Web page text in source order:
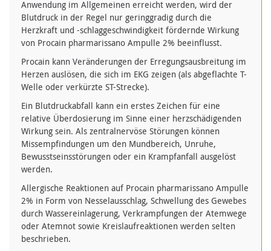
Anwendung im Allgemeinen erreicht werden, wird der
Blutdruck in der Regel nur geringgradig durch die
Herzkraft und -schlaggeschwindigkeit fördernde Wirkung
von Procain pharmarissano Ampulle 2% beeinflusst.
Procain kann Veränderungen der Erregungsausbreitung im
Herzen auslösen, die sich im EKG zeigen (als abgeflachte T-
Welle oder verkürzte ST-Strecke).
Ein Blutdruckabfall kann ein erstes Zeichen für eine
relative Überdosierung im Sinne einer herzschädigenden
Wirkung sein. Als zentralnervöse Störungen können
Missempfindungen um den Mundbereich, Unruhe,
Bewusstseinsstörungen oder ein Krampfanfall ausgelöst
werden.
Allergische Reaktionen auf Procain pharmarissano Ampulle
2% in Form von Nesselausschlag, Schwellung des Gewebes
durch Wassereinlagerung, Verkrampfungen der Atemwege
oder Atemnot sowie Kreislaufreaktionen werden selten
beschrieben.